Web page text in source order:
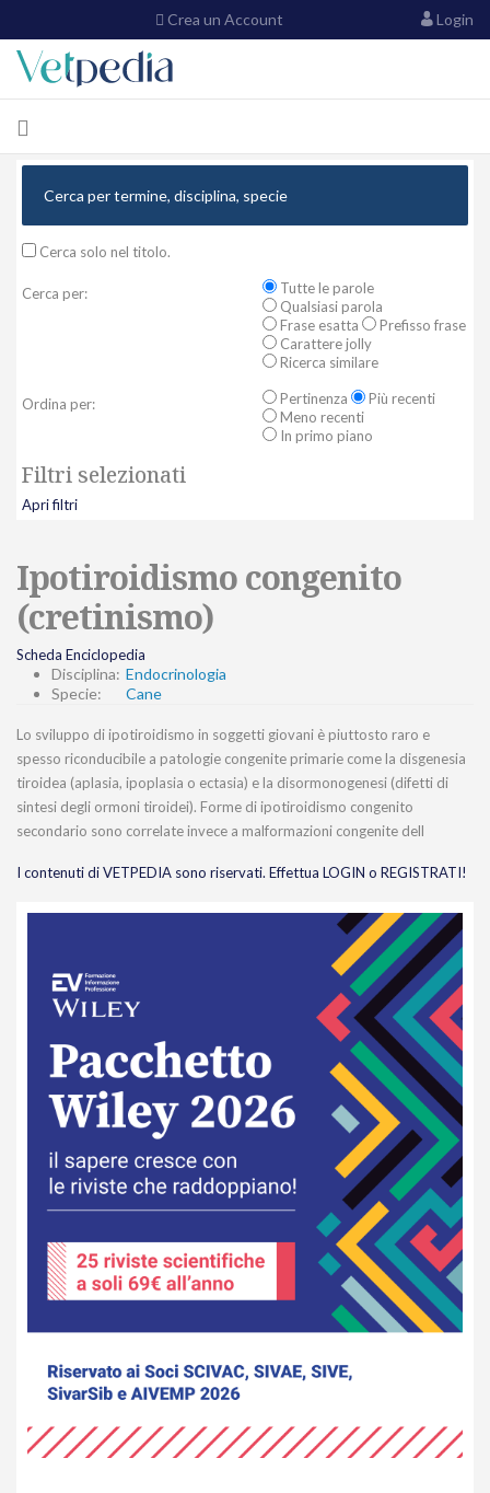
Crea un Account Login
Cerca solo nel titolo.
Cerca per:
Tutte le parole
Qualsiasi parola
Frase esatta
Prefisso frase
Carattere jolly
Ricerca similare
Ordina per: Pertinenza
Più recenti
Meno recenti
In primo piano
Filtri selezionati
Apri filtri
Ipotiroidismo congenito
(cretinismo)
Scheda Enciclopedia
Disciplina: Endocrinologia
Specie:
Cane
Lo sviluppo di ipotiroidismo in soggetti giovani è piuttosto raro e
spesso riconducibile a patologie congenite primarie come la disgenesia
tiroidea (aplasia, ipoplasia o ectasia) e la disormonogenesi (difetti di
sintesi degli ormoni tiroidei). Forme di ipotiroidismo congenito
secondario sono correlate invece a malformazioni congenite dell
I contenuti di VETPEDIA sono riservati. Effettua LOGIN o REGISTRATI!